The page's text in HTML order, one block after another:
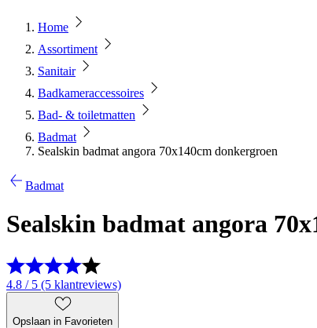
Home
Assortiment
Sanitair
Badkameraccessoires
Bad- & toiletmatten
Badmat
Sealskin badmat angora 70x140cm donkergroen
Badmat
Sealskin badmat angora
4.8 / 5 (5 klantreviews)
Opslaan in Favorieten